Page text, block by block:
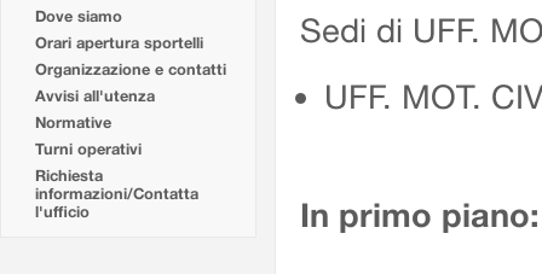
Dove siamo
Orari apertura sportelli
Organizzazione e contatti
Avvisi all'utenza
Normative
Turni operativi
Richiesta
informazioni/Contatta
l'ufficio
Sedi di UFF.
UFF. MOT.
In primo piano: